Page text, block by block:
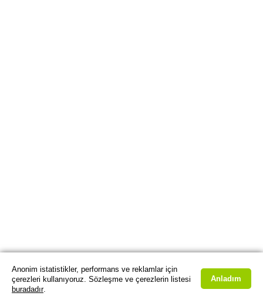
Anonim istatistikler, performans ve reklamlar için
çerezleri kullanıyoruz. Sözleşme ve çerezlerin listesi
buradadır.
Anladım